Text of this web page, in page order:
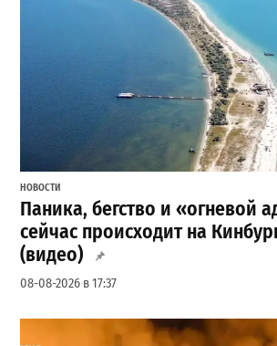
НОВОСТИ
Паника, бегство и «огневой
сейчас происходит на
(видео)
08-08-2026 в 17:37